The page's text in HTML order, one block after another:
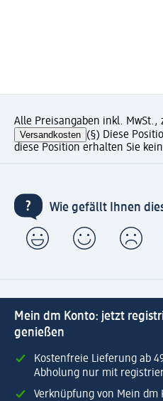
Alle Preisangaben inkl. MwSt.,
Versandkosten (§) Diese
diese Position erhalten Sie
Wie gefällt Ihnen
Mein dm Konto: jetzt
genießen
Kostenfreie Lieferung ab
Abholung nur mit
Verknüpfung von Mein dm